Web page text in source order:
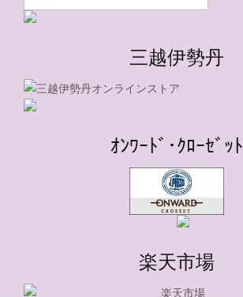
三越伊勢丹
ｵﾝﾜｰﾄﾞ･ｸﾛｰｾﾞｯﾄ
楽天市場